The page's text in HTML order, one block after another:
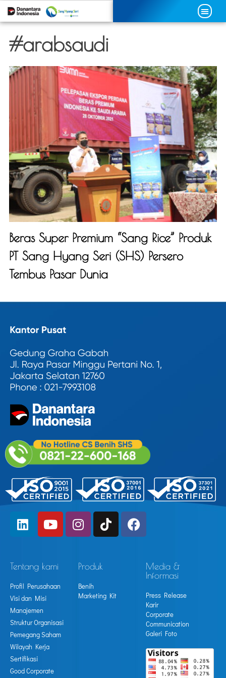
#arabsaudi
Beras Super Premium “Sang Rice” Produk
PT Sang Hyang Seri (SHS) Persero
Tembus Pasar Dunia
Tentang kami
Profil Perusahaan
Visi dan Misi
Manajemen
Struktur Organisasi
Pemegang Saham
Wilayah Kerja
Sertifikasi
Good Corporate
Produk
Benih
Marketing Kit
Media &
Informasi
Press Release
Karir
Corporate
Communication
Galeri Foto